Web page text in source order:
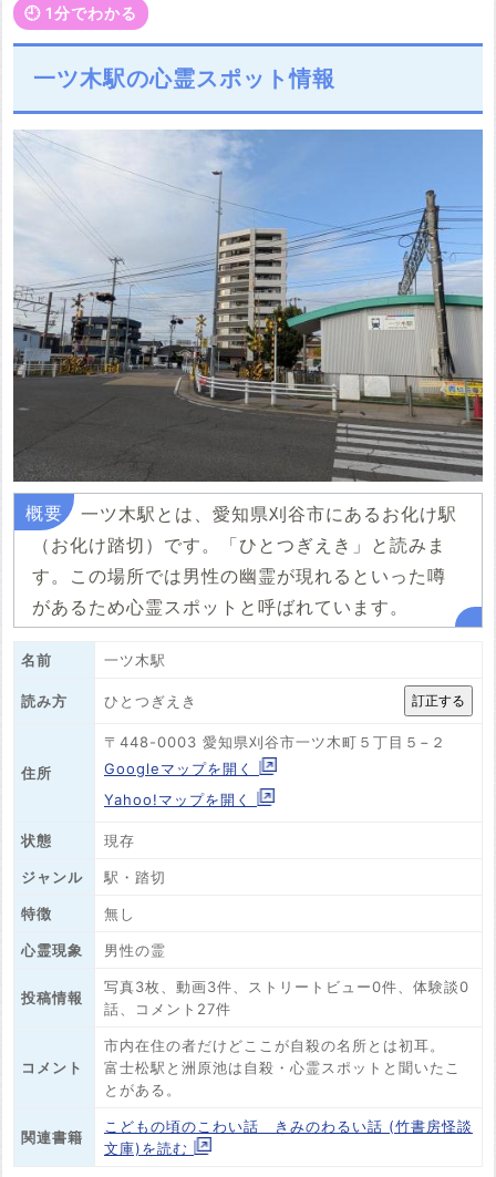
🕘️ 1分でわかる
一ツ木駅の心霊スポット情報
一ツ木駅とは、愛知県刈谷市にあるお化け駅
（お化け踏切）です。「ひとつぎえき」と読みま
す。この場所では男性の幽霊が現れるといった噂
があるため心霊スポットと呼ばれています。
名前 一ツ木駅
読み方 ひとつぎえき
住所
〒448-0003 愛知県刈谷市一ツ木町５丁目５−２
Googleマップを開く
Yahoo!マップを開く
状態 現存
ジャンル 駅・踏切
特徴 無し
心霊現象 男性の霊
投稿情報
写真3枚、動画3件、ストリートビュー0件、体験談0
話、コメント27件
コメント
市内在住の者だけどここが自殺の名所とは初耳。
富士松駅と洲原池は自殺・心霊スポットと聞いたこ
とがある。
関連書籍
こどもの頃のこわい話 きみのわるい話 (竹書房怪談
文庫)を読む